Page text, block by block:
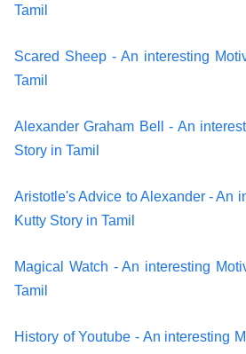
Tamil
Scared Sheep - An interesting
Tamil
Alexander Graham Bell - An
Story in Tamil
Aristotle's Advice to Alexander - An
Kutty Story in Tamil
Magical Watch - An interesting
Tamil
History of Youtube - An interesting